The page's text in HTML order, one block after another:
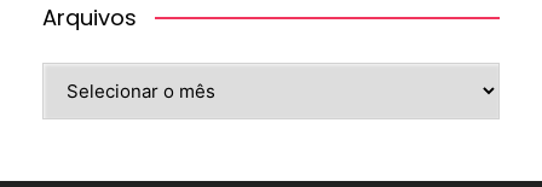
Arquivos